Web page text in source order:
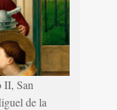
II, San
de la